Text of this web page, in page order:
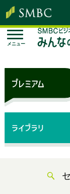
メニュー
レゼン資料の構
来場セミナ
ベーシ
「
い。
「フリー
「検索」